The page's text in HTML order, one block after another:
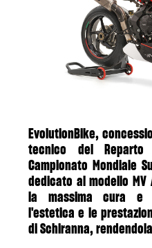
EvolutionBike,
tecnico del
Campionato Mondiale
dedicato al modello MV
la massima cura e
l'estetica e le
di Schiranna,